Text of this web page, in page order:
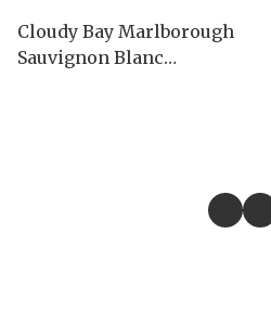
Cloudy Bay Marlborough
Sauvignon Blanc